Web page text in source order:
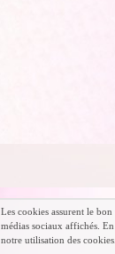
Les cookies assurent le
médias sociaux affichés.
notre utilisation des cookies.